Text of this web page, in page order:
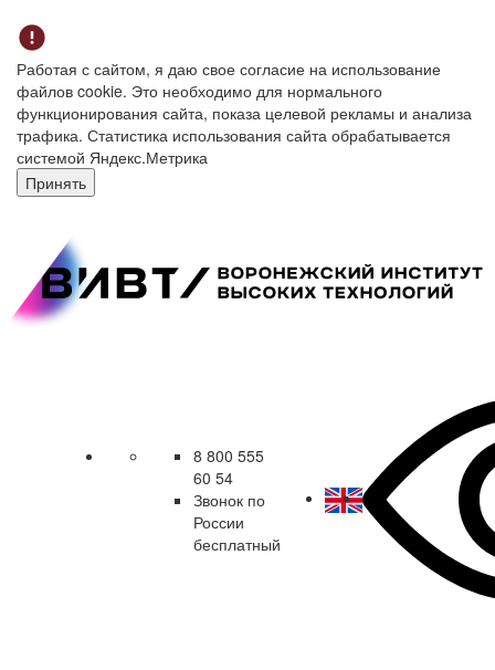
Работая с сайтом, я даю свое согласие на использование
файлов cookie. Это необходимо для нормального
функционирования сайта, показа целевой рекламы и анализа
трафика. Статистика использования сайта обрабатывается
системой Яндекс.Метрика
Принять
8 800 555
60 54
Звонок по
России
бесплатный